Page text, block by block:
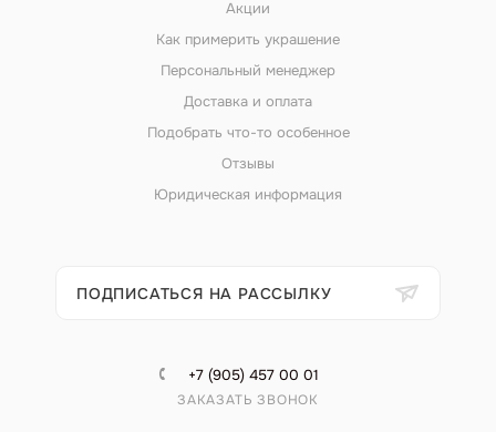
Акции
Как примерить украшение
Персональный менеджер
Доставка и оплата
Подобрать что-то особенное
Отзывы
Юридическая информация
ПОДПИСАТЬСЯ НА РАССЫЛКУ
+7 (905) 457 00 01
ЗАКАЗАТЬ ЗВОНОК